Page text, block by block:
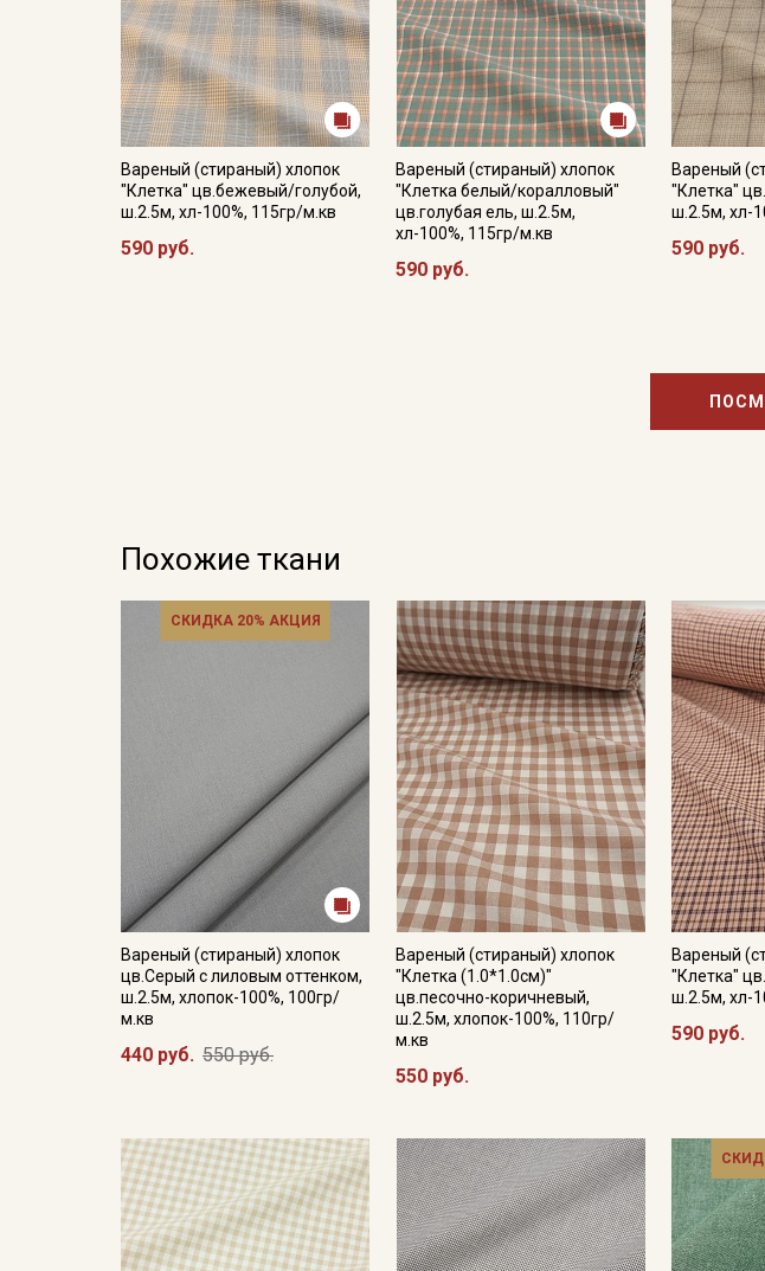
Вареный (стираный) хлопок
"Клетка" цв.бежевый/голубой,
ш.2.5м, хл-100%, 115гр/м.кв
590 руб.
Вареный (стираный) хлопок
"Клетка белый/коралловый"
цв.голубая ель, ш.2.5м,
хл-100%, 115гр/м.кв
590 руб.
Вареный
"Клетка"
ш.2.5м, хл-
590 руб.
Похожие ткани
СКИДКА 20% АКЦИЯ
Вареный (стираный) хлопок
цв.Серый с лиловым оттенком,
ш.2.5м, хлопок-100%, 100гр/
м.кв
440 руб. 550 руб.
Вареный (стираный) хлопок
"Клетка (1.0*1.0см)"
цв.песочно-коричневый,
ш.2.5м, хлопок-100%, 110гр/
м.кв
550 руб.
Вареный
"Клетка"
ш.2.5м, хл-
590 руб.